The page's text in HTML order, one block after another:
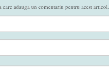
care adauga un comentariu pentru acest articol.